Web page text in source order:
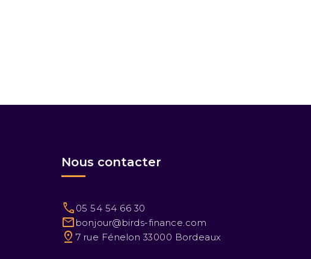
Nous contacter
call 05 54 54 66 30
mail bonjour@birds-finance.com
pin_drop 7 rue Fénelon 33000 Bordeaux